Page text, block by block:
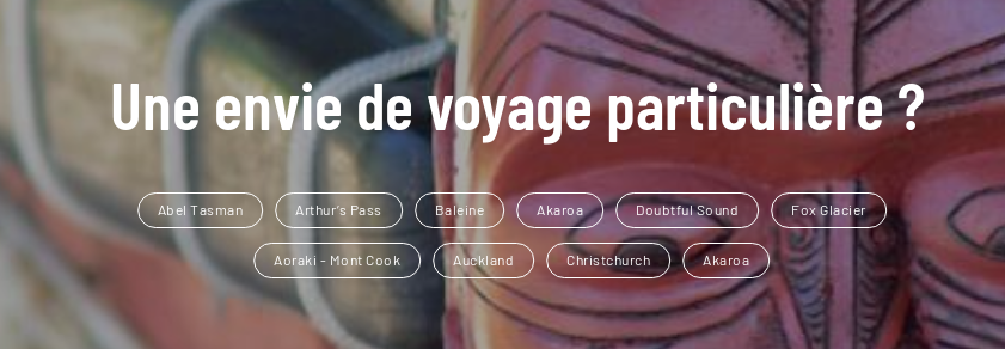
Une envie de voyage particulière ?
Abel Tasman Arthur’s Pass Baleine Akaroa Doubtful Sound Fox Glacier
Aoraki - Mont Cook Auckland Christchurch Akaroa